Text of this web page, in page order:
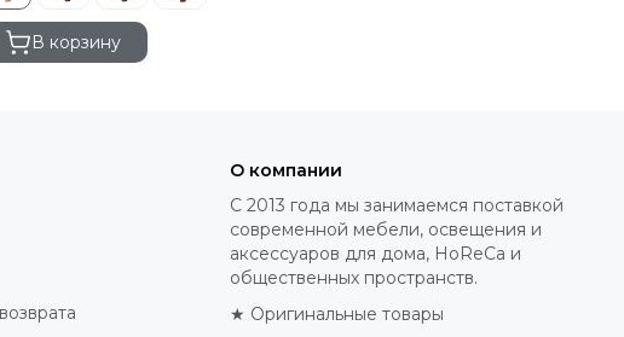
В корзину
О компании
С 2013 года мы занимаемся поставкой
современной мебели, освещения и
аксессуаров для дома, HoReCa и
общественных пространств.
★ Оригинальные товары